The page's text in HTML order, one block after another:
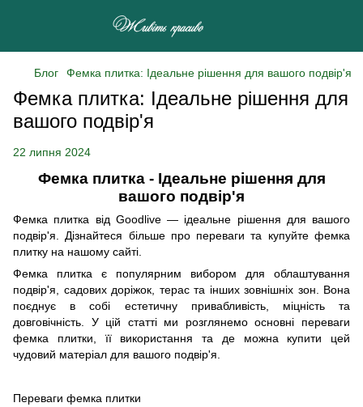
Блог Фемка плитка: Ідеальне рішення для вашого подвір'я
Фемка плитка: Ідеальне рішення для
вашого подвір'я
22 липня 2024
Фемка плитка - Ідеальне рішення для
вашого подвір'я
Фемка плитка від Goodlive — ідеальне рішення для вашого
подвір'я. Дізнайтеся більше про переваги та купуйте фемка
плитку на нашому сайті.
Фемка плитка є популярним вибором для облаштування
подвір'я, садових доріжок, терас та інших зовнішніх зон. Вона
поєднує в собі естетичну привабливість, міцність та
довговічність. У цій статті ми розглянемо основні переваги
фемка плитки, її використання та де можна купити цей
чудовий матеріал для вашого подвір'я.
Переваги фемка плитки